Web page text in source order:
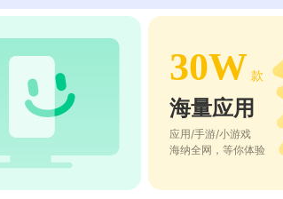
30W 款
海量应用
应用/手游/小游戏
海纳全网，等你体验